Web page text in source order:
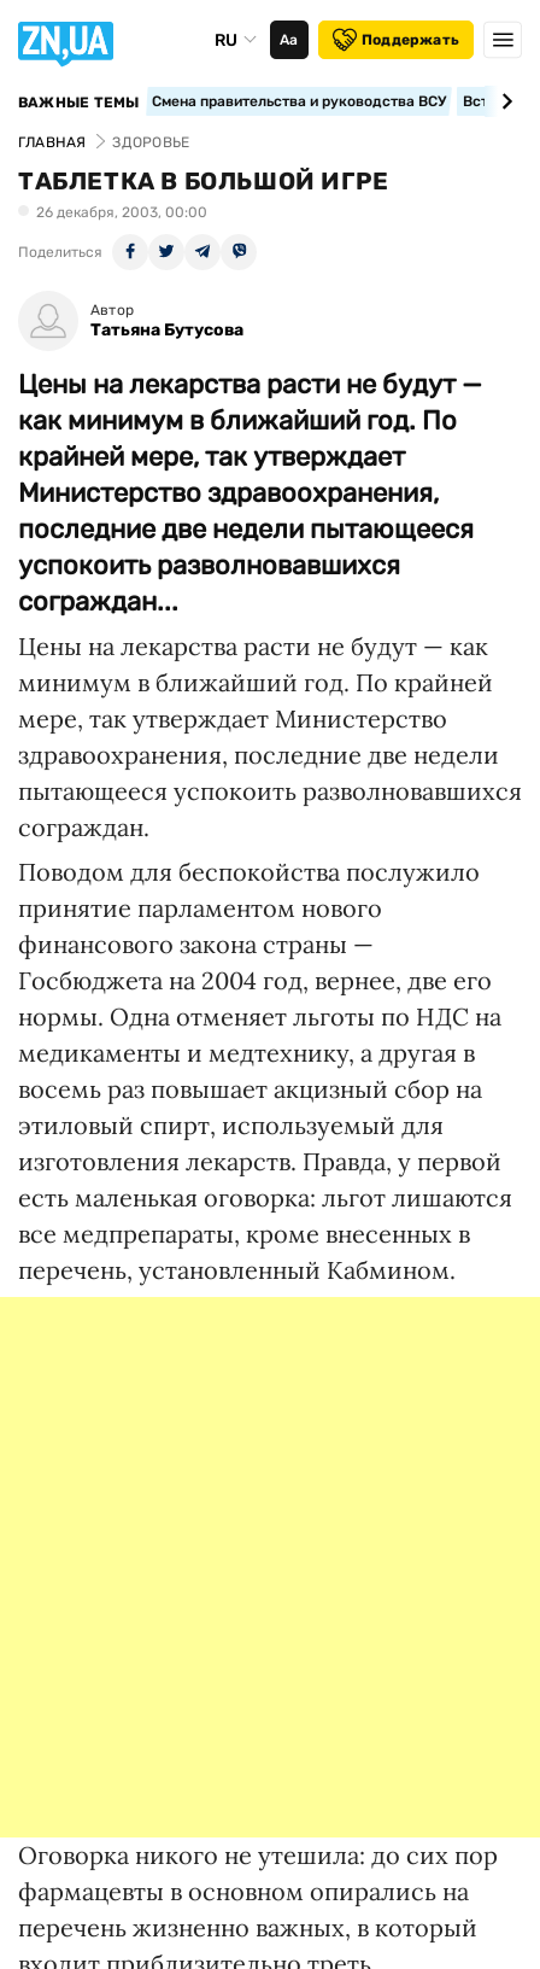
RU Аа Поддержать
ВАЖНЫЕ ТЕМЫ Смена правительства и руководства ВСУ
ГЛАВНАЯ ЗДОРОВЬЕ
ТАБЛЕТКА В БОЛЬШОЙ ИГРЕ
26 декабря, 2003, 00:00
Поделиться
Автор
Татьяна Бутусова
Цены на лекарства расти не будут —
как минимум в ближайший год. По
крайней мере, так утверждает
Министерство здравоохранения,
последние две недели пытающееся
успокоить разволновавшихся
сограждан...
Цены на лекарства расти не будут — как
минимум в ближайший год. По крайней
мере, так утверждает Министерство
здравоохранения, последние две недели
пытающееся успокоить разволновавшихся
сограждан.
Поводом для беспокойства послужило
принятие парламентом нового
финансового закона страны —
Госбюджета на 2004 год, вернее, две его
нормы. Одна отменяет льготы по НДС на
медикаменты и медтехнику, а другая в
восемь раз повышает акцизный сбор на
этиловый спирт, используемый для
изготовления лекарств. Правда, у первой
есть маленькая оговорка: льгот лишаются
все медпрепараты, кроме внесенных в
перечень, установленный Кабмином.
Оговорка никого не утешила: до сих пор
фармацевты в основном опирались на
перечень жизненно важных, в который